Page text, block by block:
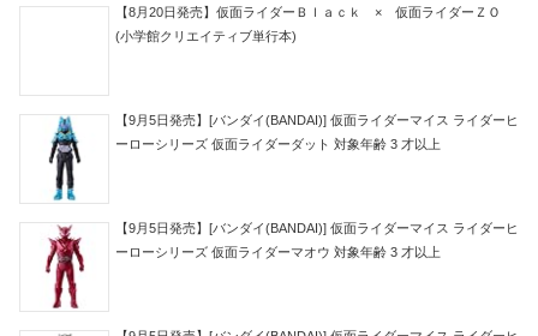
【8月20日発売】仮面ライダーＢｌａｃｋ × 仮面ライダーＺＯ
(小学館クリエイティブ単行本)
【9月5日発売】[バンダイ(BANDAI)] 仮面ライダーマイス ライダーヒ
ーローシリーズ 仮面ライダーダット 対象年齢 3 才以上
【9月5日発売】[バンダイ(BANDAI)] 仮面ライダーマイス ライダーヒ
ーローシリーズ 仮面ライダーマオウ 対象年齢 3 才以上